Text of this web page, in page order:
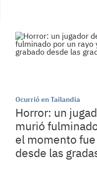
Ocurrió en Tailandia
Horror: un
murió
el momento
desde las